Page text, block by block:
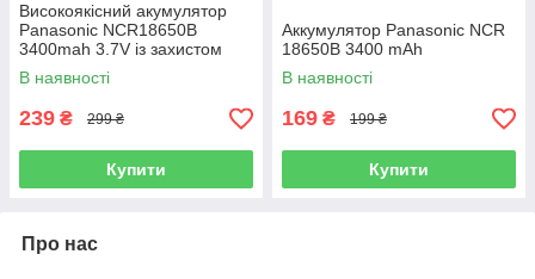
Високоякісний акумулятор
Panasonic NCR18650B
3400mah 3.7V із захистом
В наявності
239 ₴ 299 ₴
Купити
Аккумулятор Panasonic NCR
18650B 3400 mAh
В наявності
169 ₴ 199 ₴
Купити
Про нас